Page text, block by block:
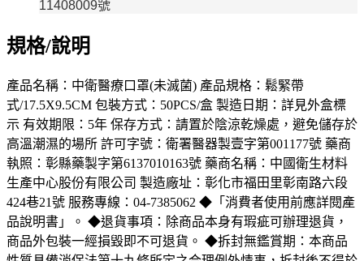
規格/說明
產品名稱：中衛醫療口罩(未滅菌) 產品規格：鬆緊帶
式/17.5X9.5CM 包裝方式：50PCS/盒 製造日期：詳見外盒標
示 有效期限：5年 保存方式：請置於陰涼乾燥處，避免儲存於
高溫潮濕的場所 許可字號：衛署醫器製壹字第001177號 藥商
執照：彰縣藥製字第6137010163號 藥商名稱：中國衛生材料
生產中心股份有限公司 製造廠址：彰化市福田里彰南路六段
424巷21號 服務專線：04-7385062 ◆「消費者使用前應詳閱產
品說明書」。 ◆退貨事項：除商品本身有瑕疵可辦理退貨，
商品外包裝一經損毀即不可退貨。 ◆拆封無鑑賞期：本商品